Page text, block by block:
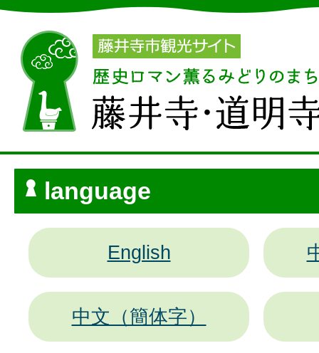
language
English
中文（簡体字）